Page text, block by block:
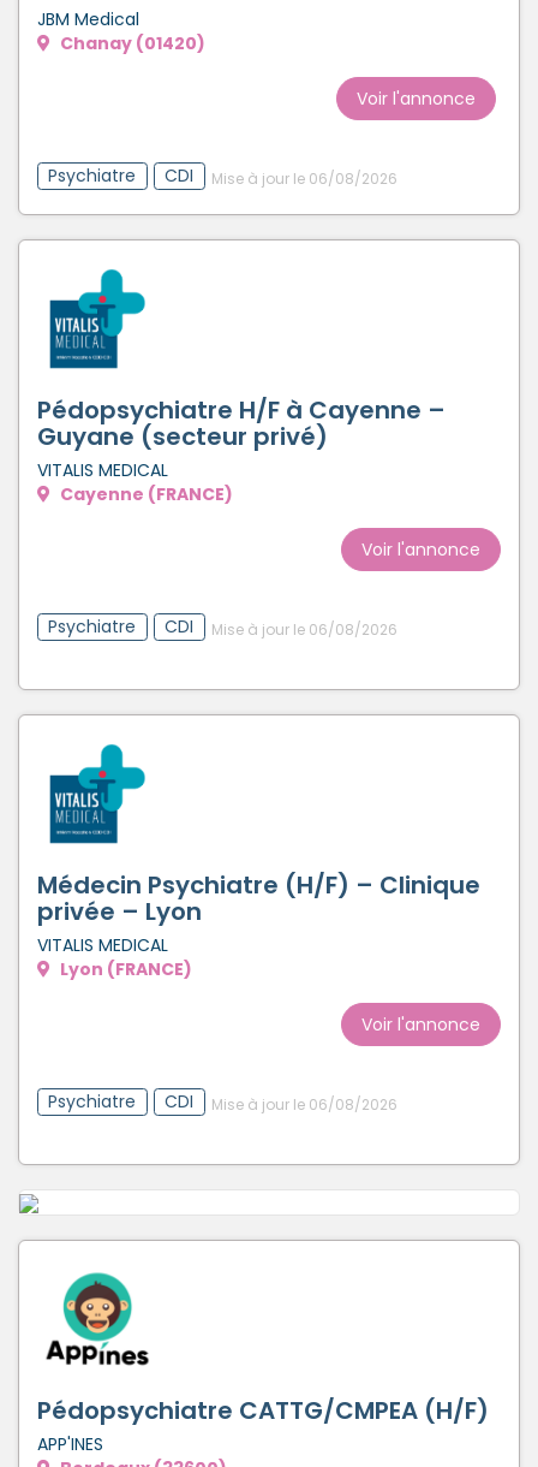
JBM Medical
Chanay (01420)
Voir l'annonce
Psychiatre CDI Mise à jour le 06/08/2026
Pédopsychiatre H/F à Cayenne –
Guyane (secteur privé)
VITALIS MEDICAL
Cayenne (FRANCE)
Voir l'annonce
Psychiatre CDI Mise à jour le 06/08/2026
Médecin Psychiatre (H/F) – Clinique
privée – Lyon
VITALIS MEDICAL
Lyon (FRANCE)
Voir l'annonce
Psychiatre CDI Mise à jour le 06/08/2026
Pédopsychiatre CATTG/CMPEA (H/F)
APP'INES